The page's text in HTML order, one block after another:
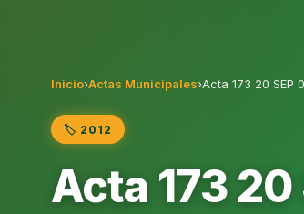
Inicio›Actas Municipales›Acta 173 20 SEP
🏷️ 2012
Acta 173 20